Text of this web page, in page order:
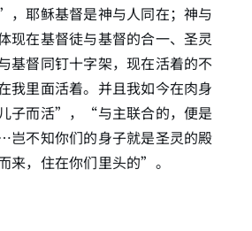
，耶稣基督是神与人同在；神与
现在基督徒与基督的合一、圣灵
基督同钉十字架，现在活着的不
我里面活着。并且我如今在肉身
子而活”，“与主联合的，便是
不知你们的身子就是圣灵的殿
来，住在你们里头的”。